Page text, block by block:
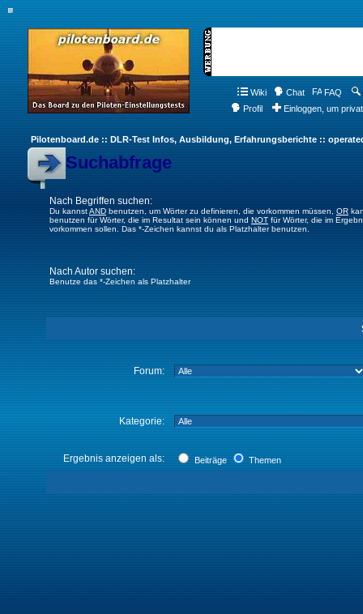
Wiki Chat FAQ
Profil
Einloggen, um
Pilotenboard.de :: DLR-Test Infos, Ausbildung, Erfahrungsberichte ::
Suchabfrage
Nach Begriffen suchen:
Du kannstAND benutzen, um Wörter zu definieren, die vorkommen müssen, OR
benutzen für Wörter, die im Resultat sein können und NOT für Wörter, die im
vorkommen sollen. Das *-Zeichen kannst du als Platzhalter benutzen.
Nach Autor suchen:
Benutze das *-Zeichen als Platzhalter
Forum:
Kategorie:
Ergebnis anzeigen als: Beiträge Themen